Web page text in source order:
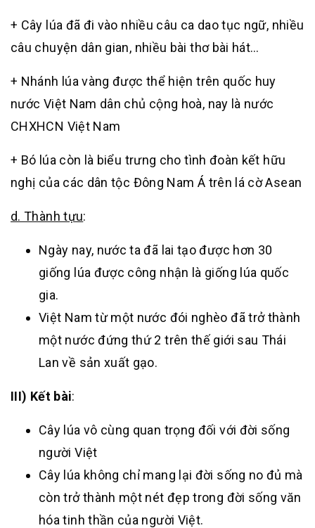
+ Cây lúa đã đi vào nhiều câu ca dao tục ngữ, nhiều
câu chuyện dân gian, nhiều bài thơ bài hát…
+ Nhánh lúa vàng được thể hiện trên quốc huy
nước Việt Nam dân chủ cộng hoà, nay là nước
CHXHCN Việt Nam
+ Bó lúa còn là biểu trưng cho tình đoàn kết hữu
nghị của các dân tộc Đông Nam Á trên lá cờ Asean
d. Thành tựu:
Ngày nay, nước ta đã lai tạo được hơn 30
giống lúa được công nhận là giống lúa quốc
gia.
Việt Nam từ một nước đói nghèo đã trở thành
một nước đứng thứ 2 trên thế giới sau Thái
Lan về sản xuất gạo.
III) Kết bài:
Cây lúa vô cùng quan trọng đối với đời sống
người Việt
Cây lúa không chỉ mang lại đời sống no đủ mà
còn trở thành một nét đẹp trong đời sống văn
hóa tinh thần của người Việt.